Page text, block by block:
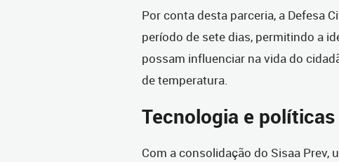
Por conta desta parceria, a Defesa
período de sete dias, permitindo a
possam influenciar na vida do
de temperatura.
Tecnologia e
Com a consolidação do Sisaa